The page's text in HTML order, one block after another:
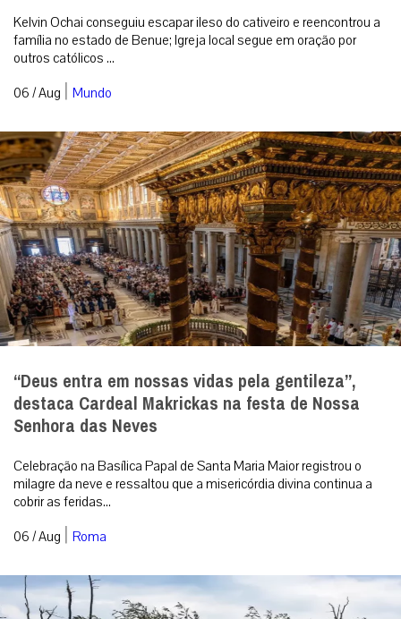
Kelvin Ochai conseguiu escapar ileso do cativeiro e reencontrou a
família no estado de Benue; Igreja local segue em oração por
outros católicos ...
06 / Aug | Mundo
“Deus entra em nossas vidas pela gentileza”,
destaca Cardeal Makrickas na festa de Nossa
Senhora das Neves
Celebração na Basílica Papal de Santa Maria Maior registrou o
milagre da neve e ressaltou que a misericórdia divina continua a
cobrir as feridas...
06 / Aug | Roma